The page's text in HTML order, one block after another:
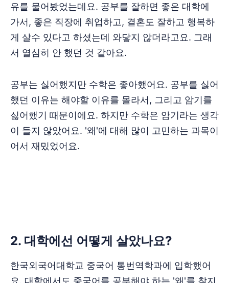
유를 물어봤었는데요. 공부를 잘하면 좋은 대학에
가서, 좋은 직장에 취업하고, 결혼도 잘하고 행복하
게 살수 있다고 하셨는데 와닿지 않더라고요. 그래
서 열심히 안 했던 것 같아요.
공부는 싫어했지만 수학은 좋아했어요. 공부를 싫어
했던 이유는 해야할 이유를 몰라서, 그리고 암기를
싫어했기 때문이에요. 하지만 수학은 암기라는 생각
이 들지 않았어요. '왜'에 대해 많이 고민하는 과목이
어서 재밌었어요.
‌‌‌‌‌‌2. 대학에선 어떻게 살았나요?
한국외국어대학교 중국어 통번역학과에 입학했어
요. 대학에서도 중국어를 공부해야 하는 '왜'를 찾지